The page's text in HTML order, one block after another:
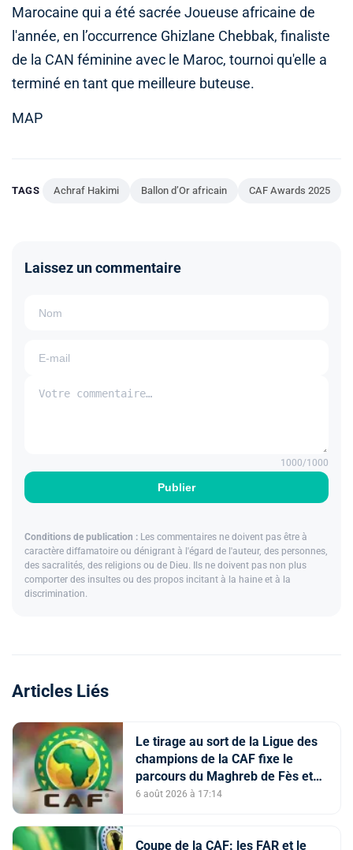
Marocaine qui a été sacrée Joueuse africaine de
l'année, en l’occurrence Ghizlane Chebbak, finaliste
de la CAN féminine avec le Maroc, tournoi qu'elle a
terminé en tant que meilleure buteuse.
MAP
TAGS Achraf Hakimi Ballon d’Or africain CAF Awards 2025
Laissez un commentaire
Publier
1000/1000
Conditions de publication : Les commentaires ne doivent pas être à
caractère diffamatoire ou dénigrant à l'égard de l'auteur, des personnes,
des sacralités, des religions ou de Dieu. Ils ne doivent pas non plus
comporter des insultes ou des propos incitant à la haine et à la
discrimination.
Articles Liés
Le tirage au sort de la Ligue des
champions de la CAF fixe le
parcours du Maghreb de Fès et
de la RS Berkane
6 août 2026 à 17:14
Coupe de la CAF: les FAR et le